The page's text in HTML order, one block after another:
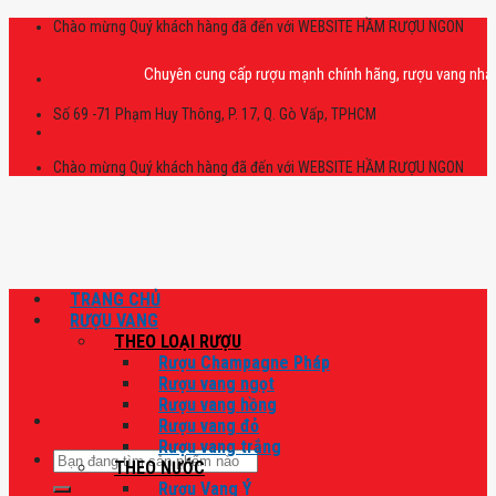
Skip
Chào mừng Quý khách hàng đã đến với WEBSITE HẦM RƯỢU NGON
Chuyên cung cấp rượu mạnh chính hãng, rượu vang nhập
Số 69 -71 Phạm Huy Thông, P. 17, Q. Gò Vấp, TPHCM
Chào mừng Quý khách hàng đã đến với WEBSITE HẦM RƯỢU NGON
Tìm
kiếm:
TRANG CHỦ
RƯỢU VANG
THEO LOẠI RƯỢU
Rượu Champagne Pháp
Rượu vang ngọt
Rượu vang hồng
Rượu vang đỏ
Rượu vang trắng
THEO NƯỚC
Rượu Vang Ý